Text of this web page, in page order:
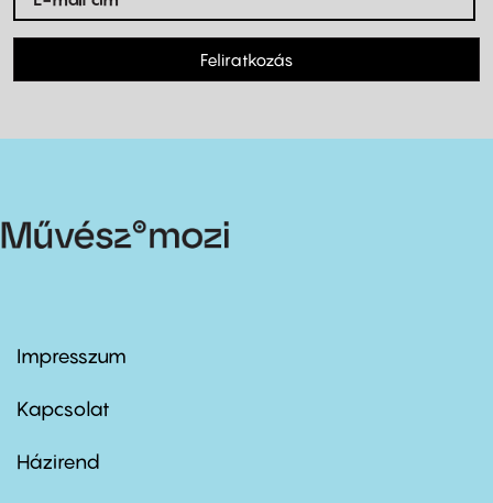
Feliratkozás
Footer
first
Impresszum
Kapcsolat
Footer
Házirend